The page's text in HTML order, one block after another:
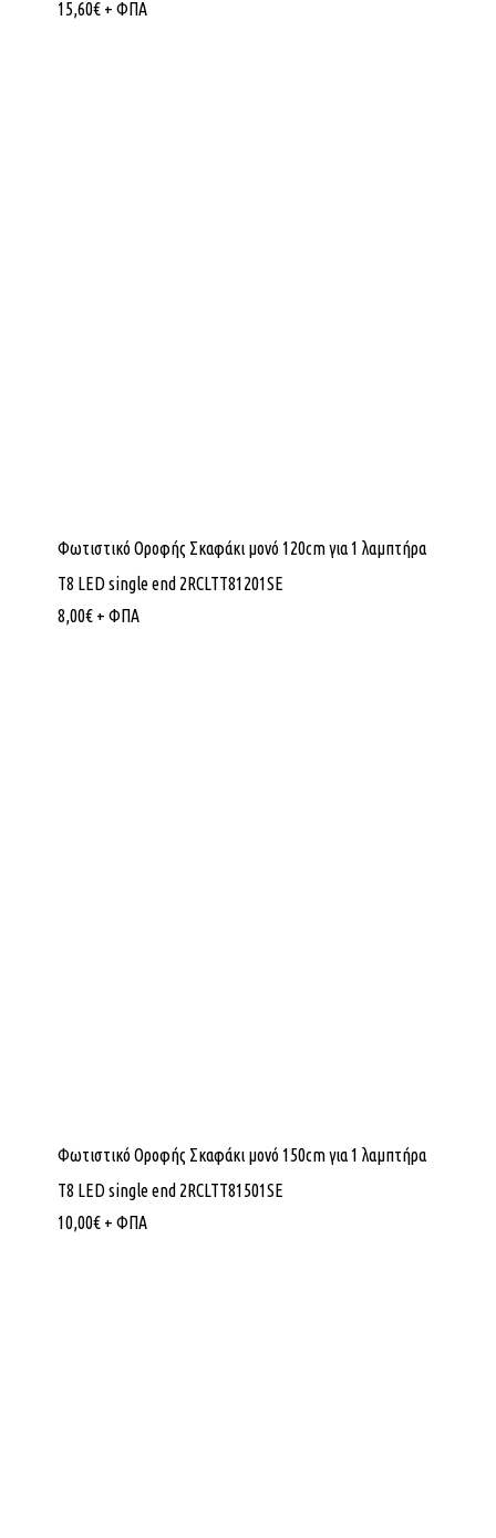
15,60€ + ΦΠΑ
Φωτιστικό Οροφής Σκαφάκι μονό 120cm για 1 λαμπτήρα
T8 LED single end 2RCLTT81201SE
8,00€ + ΦΠΑ
Φωτιστικό Οροφής Σκαφάκι μονό 150cm για 1 λαμπτήρα
T8 LED single end 2RCLTT81501SE
10,00€ + ΦΠΑ